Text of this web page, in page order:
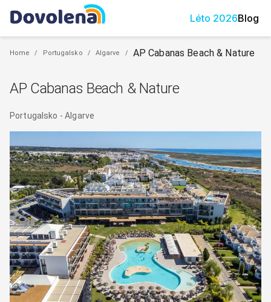
Léto 2026Blog
Home / Portugalsko / Algarve / AP Cabanas Beach & Nature
AP Cabanas Beach & Nature
Portugalsko -Algarve